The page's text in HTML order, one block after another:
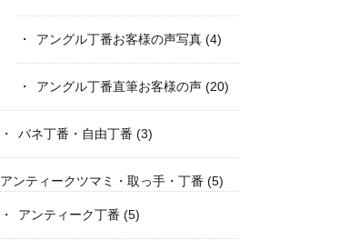
アングル丁番お客様の声写真(4)
アングル丁番直筆お客様の声(20)
バネ丁番・自由丁番 (3)
アンティークツマミ・取っ手・丁番 (5)
アンティーク丁番 (5)